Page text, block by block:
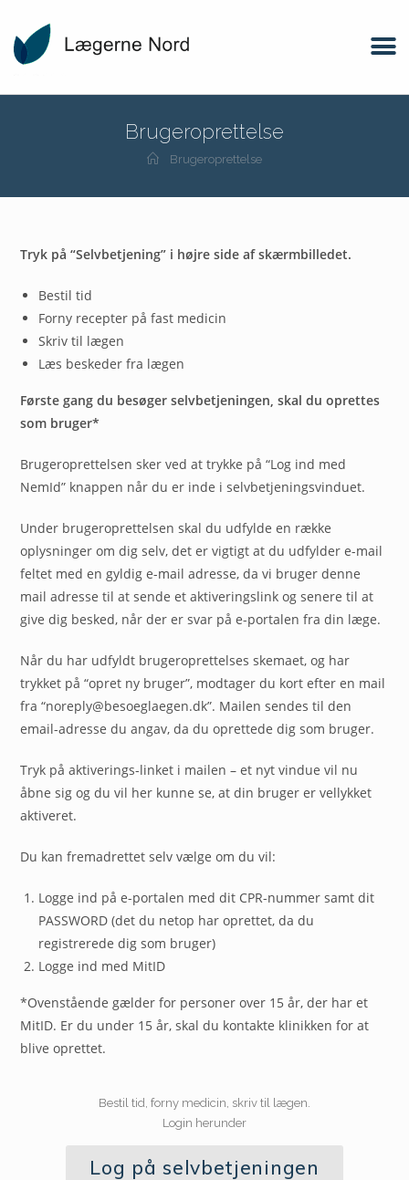
Brugeroprettelse
Brugeroprettelse
Tryk på “Selvbetjening” i højre side af skærmbilledet.
Bestil tid
Forny recepter på fast medicin
Skriv til lægen
Læs beskeder fra lægen
Første gang du besøger selvbetjeningen, skal du oprettes
som bruger*
Brugeroprettelsen sker ved at trykke på “Log ind med
NemId” knappen når du er inde i selvbetjeningsvinduet.
Under brugeroprettelsen skal du udfylde en række
oplysninger om dig selv, det er vigtigt at du udfylder e-mail
feltet med en gyldig e-mail adresse, da vi bruger denne
mail adresse til at sende et aktiveringslink og senere til at
give dig besked, når der er svar på e-portalen fra din læge.
Når du har udfyldt brugeroprettelses skemaet, og har
trykket på “opret ny bruger”, modtager du kort efter en mail
fra “noreply@besoeglaegen.dk”. Mailen sendes til den
email-adresse du angav, da du oprettede dig som bruger.
Tryk på aktiverings-linket i mailen – et nyt vindue vil nu
åbne sig og du vil her kunne se, at din bruger er vellykket
aktiveret.
Du kan fremadrettet selv vælge om du vil:
Logge ind på e-portalen med dit CPR-nummer samt dit
PASSWORD (det du netop har oprettet, da du
registrerede dig som bruger)
Logge ind med MitID
*Ovenstående gælder for personer over 15 år, der har et
MitID. Er du under 15 år, skal du kontakte klinikken for at
blive oprettet.
Bestil tid, forny medicin, skriv til lægen.
Login herunder
Log på selvbetjeningen